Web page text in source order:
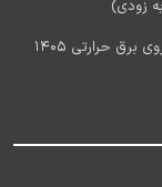
آخرین اخبار استخدام شرکت مادر تخصصی تولید نیروی برق حرارتی 1405